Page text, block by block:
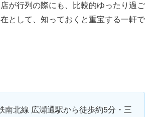
が行列の際にも、比較的ゆったり過ご
として、知っておくと重宝する一軒で
南北線 広瀬通駅から徒歩約5分・三